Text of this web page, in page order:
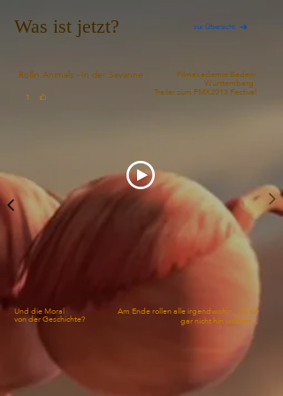
Was ist jetzt? zur Übersicht
Am Ende rollen alle irgendwohin, wo sie
gar nicht hin wollten...
Rollin Animals - In der Savanne Filmakademie Baden-
Württemberg:
Trailer zum FMX2013 Festival
Und die Moral
von der Geschichte?
1